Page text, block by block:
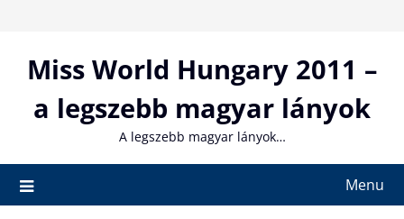
contentMiss World Hungary 2011 –
a legszebb magyar lányok
A legszebb magyar lányok…
Menu